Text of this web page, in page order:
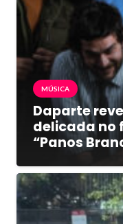
MÚSICA
Daparte
delicada no
“Panos